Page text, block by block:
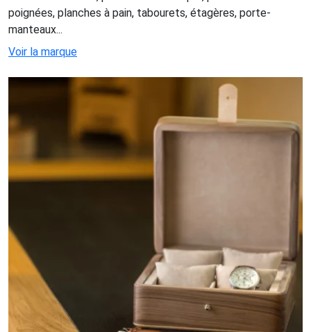
poignées, planches à pain, tabourets, étagères, porte-
manteaux...
Voir la marque